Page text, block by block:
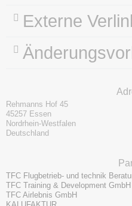
Externe
Rehmanns Hof 45
45257 Essen
Nordrhein-Westfalen
Deutschland
TFC Flugbetrieb- und technik
TFC Training & Development GmbH
TFC Airlebnis GmbH